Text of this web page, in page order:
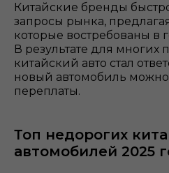
Китайские бренды
запросы рынка,
которые востребованы в
В результате для многих
китайский авто стал
новый автомобиль можно
переплаты.
Топ недорогих
автомобилей 2025